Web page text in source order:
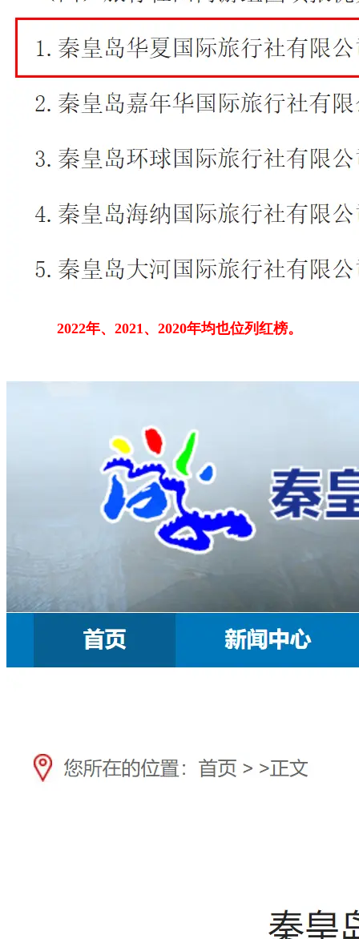
2022年、2021、2020年均也位列红榜。